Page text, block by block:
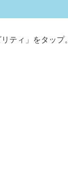
ティ」をタップ。